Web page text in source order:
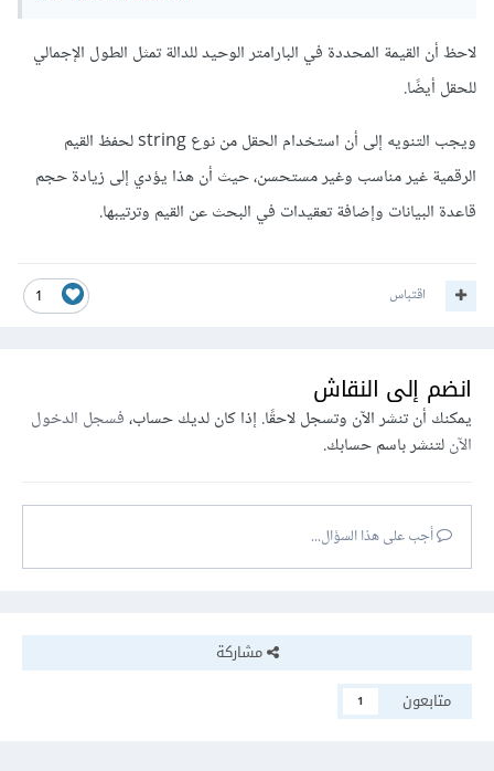
لاحظ أن القيمة المحددة في البارامتر الوحيد للدالة تمثل الطول الإجمالي
للحقل أيضًا.
ويجب التنويه إلى أن استخدام الحقل من نوع string لحفظ القيم
الرقمية غير مناسب وغير مستحسن، حيث أن هذا يؤدي إلى زيادة حجم
قاعدة البيانات وإضافة تعقيدات في البحث عن القيم وترتيبها.
1 اقتباس
انضم إلى النقاش
يمكنك أن تنشر الآن وتسجل لاحقًا. إذا كان لديك حساب،فسجل الدخول
الآنلتنشر باسم حسابك.
أجب على هذا السؤال...
مشاركة
متابعون
1